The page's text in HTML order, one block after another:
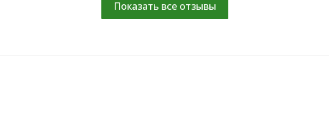
Показать все отзывы